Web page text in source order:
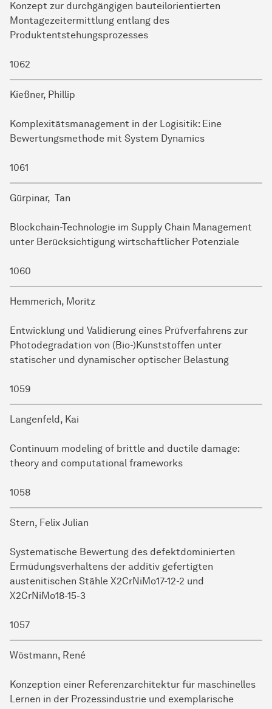
Konzept zur durchgängigen bauteilorientierten
Montagezeitermittlung entlang des
Produktentstehungsprozesses
1062
Kießner, Phillip
Komplexitätsmanagement in der Logisitik: Eine
Bewertungsmethode mit System Dynamics
1061
Gürpinar, Tan
Blockchain-Technologie im Supply Chain Management
unter Berücksichtigung wirtschaftlicher Potenziale
1060
Hemmerich, Moritz
Entwicklung und Validierung eines Prüfverfahrens zur
Photodegradation von (Bio-)Kunststoffen unter
statischer und dynamischer optischer Belastung
1059
Langenfeld, Kai
Continuum modeling of brittle and ductile damage:
theory and computational frameworks
1058
Stern, Felix Julian
Systematische Bewertung des defektdominierten
Ermüdungsverhaltens der additiv gefertigten
austenitischen Stähle X2CrNiMo17-12-2 und
X2CrNiMo18-15-3
1057
Wöstmann, René
Konzeption einer Referenzarchitektur für maschinelles
Lernen in der Prozessindustrie und exemplarische